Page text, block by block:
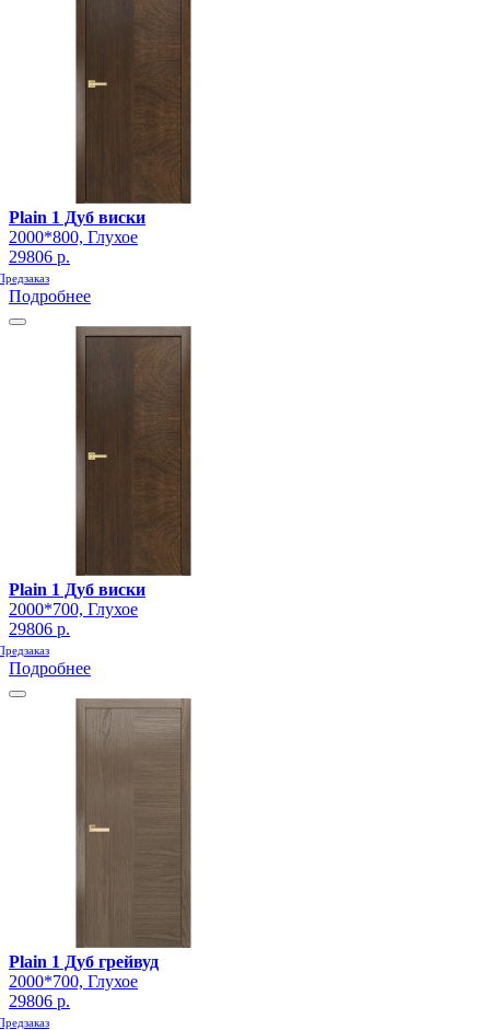
Plain 1 Дуб виски
2000*800, Глухое
29806 р.
Подробнее
Plain 1 Дуб виски
2000*700, Глухое
29806 р.
Подробнее
Plain 1 Дуб грейвуд
2000*700, Глухое
29806 р.